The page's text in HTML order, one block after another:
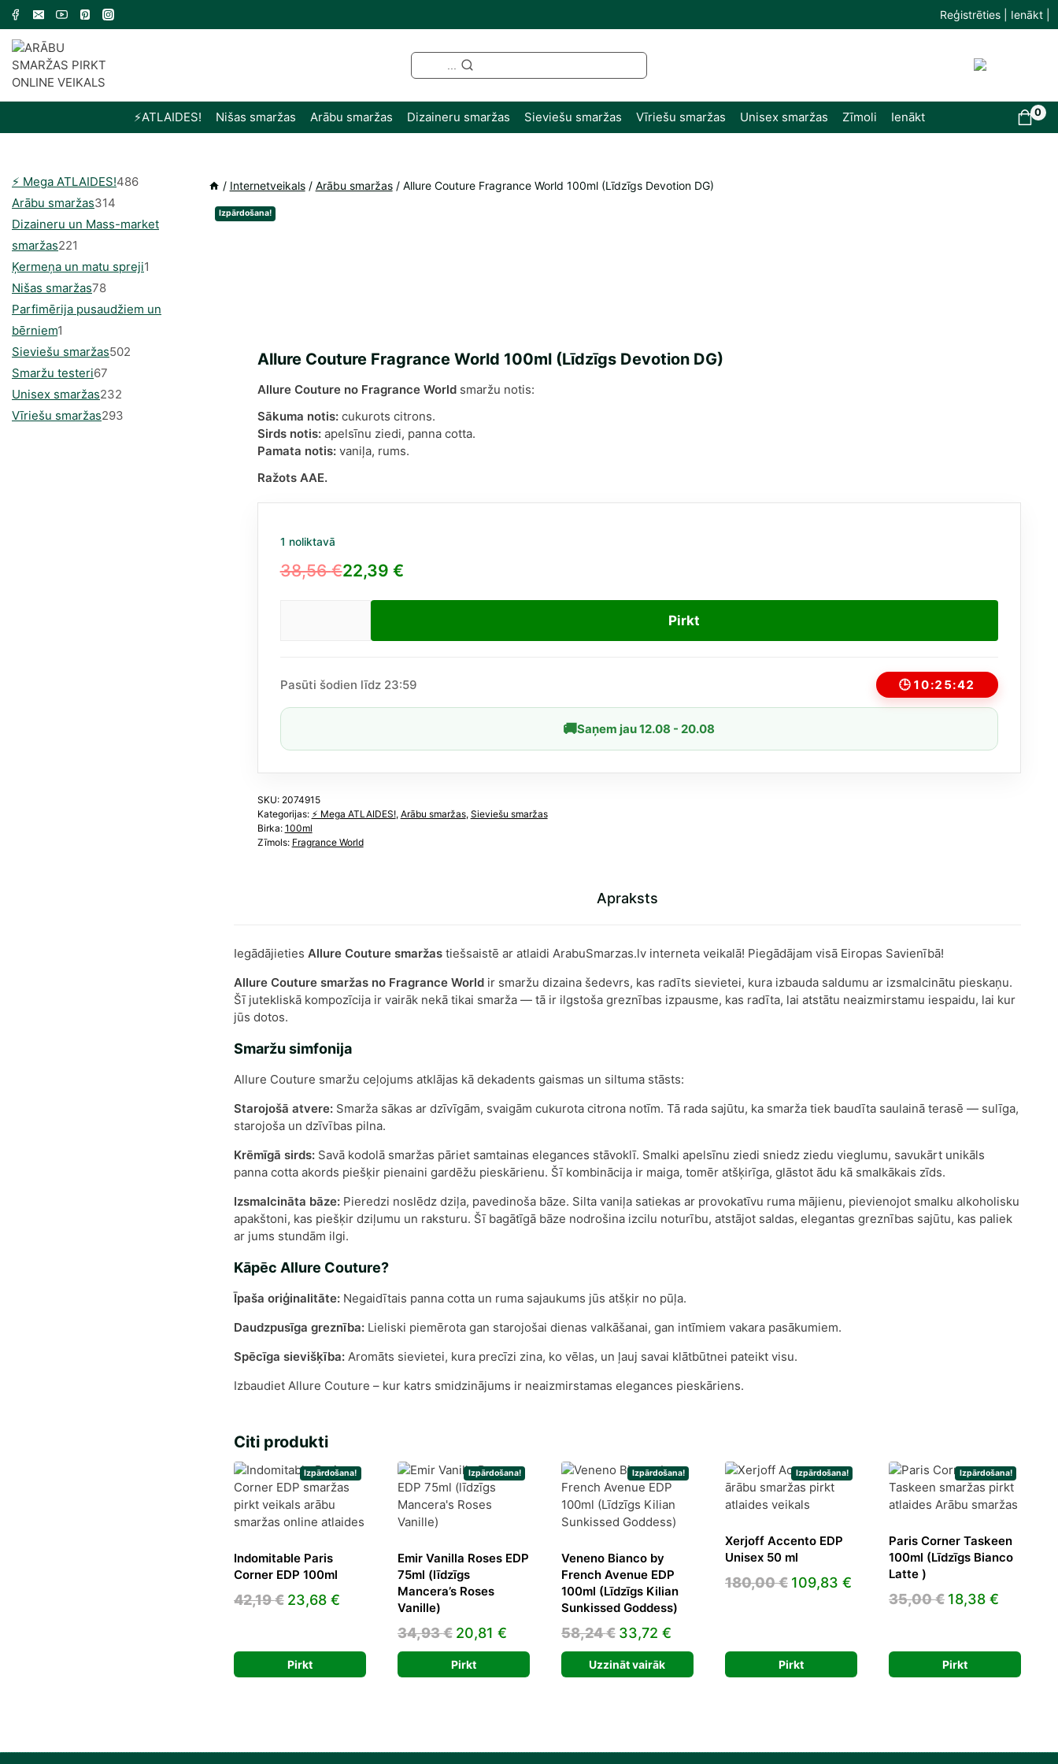
Skip
content
Reģistrēties | Ienākt |
⚡️ATLAIDES! Nišas smaržas Arābu smaržas Dizaineru smaržas Sieviešu smaržas Vīriešu smaržas Unisex smaržas Zīmoli Ienākt 0
/ Internetveikals / Arābu smaržas / Allure Couture Fragrance World 100ml (Līdzīgs Devotion DG)
Izpārdošana!
Allure Couture Fragrance World 100ml (Līdzīgs Devotion DG)
Allure Couture no Fragrance Worldsmaržu notis:
Sākuma notis:cukurots citrons.
Sirds notis:apelsīnu ziedi, panna cotta.
Pamata notis:vaniļa, rums.
Ražots AAE.
1 noliktavā
38,56€
Original
22,39 €
Current
World
DG)
Pirkt
Pasūti šodien līdz 23:59 🕒 10:25:42
🚚Saņem jau 12.08 - 20.08
SKU: 2074915
Kategorijas: ⚡️ Mega ATLAIDES!, Arābu smaržas, Sieviešu smaržas
Birka: 100ml
Zīmols: Fragrance World
Apraksts
Iegādājieties Allure Couture smaržastiešsaistē ar atlaidi ArabuSmarzas.lv interneta veikalā! Piegādājam visā Eiropas Savienībā!
Allure Couture smaržas no Fragrance Worldir smaržu dizaina šedevrs, kas radīts sievietei, kura izbauda saldumu ar izsmalcinātu pieskaņu.
Šī jutekliskā kompozīcija ir vairāk nekā tikai smarža — tā ir ilgstoša greznības izpausme, kas radīta, lai atstātu neaizmirstamu iespaidu, lai kur
jūs dotos.
Smaržu simfonija
Allure Couture smaržu ceļojums atklājas kā dekadents gaismas un siltuma stāsts:
Starojošā atvere:Smarža sākas ar dzīvīgām, svaigām cukurota citrona notīm. Tā rada sajūtu, ka smarža tiek baudīta saulainā terasē — sulīga,
starojoša un dzīvības pilna.
Krēmīgā sirds:Savā kodolā smaržas pāriet samtainas elegances stāvoklī. Smalki apelsīnu ziedi sniedz ziedu vieglumu, savukārt unikāls
panna cotta akords piešķir pienaini gardēžu pieskārienu. Šī kombinācija ir maiga, tomēr atšķirīga, glāstot ādu kā smalkākais zīds.
Izsmalcināta bāze:Pieredzi noslēdz dziļa, pavedinoša bāze. Silta vaniļa satiekas ar provokatīvu ruma mājienu, pievienojot smalku alkoholisku
apakštoni, kas piešķir dziļumu un raksturu. Šī bagātīgā bāze nodrošina izcilu noturību, atstājot saldas, elegantas greznības sajūtu, kas paliek
ar jums stundām ilgi.
Kāpēc Allure Couture?
Īpaša oriģinalitāte:Negaidītais panna cotta un ruma sajaukums jūs atšķir no pūļa.
Daudzpusīga greznība:Lieliski piemērota gan starojošai dienas valkāšanai, gan intīmiem vakara pasākumiem.
Spēcīga sievišķība:Aromāts sievietei, kura precīzi zina, ko vēlas, un ļauj savai klātbūtnei pateikt visu.
Izbaudiet Allure Couture – kur katrs smidzinājums ir neaizmirstamas elegances pieskāriens.
Citi produkti
Izpārdošana!
Indomitable Paris
Corner EDP 100ml
42,19€ Original
42,19 €.
23,68 €Current
Pirkt
Izpārdošana!
Emir Vanilla Roses EDP
75ml (līdzīgs
Mancera’s Roses
Vanille)
34,93€ Original
price
was:
20,81 €Current
price
is:
Pirkt
Izpārdošana!
Veneno Bianco by
French Avenue EDP
100ml (Līdzīgs Kilian
Sunkissed Goddess)
58,24€ Original
price
was:
33,72 €Current
price
is:
Uzzināt vairāk
Izpārdošana!
Xerjoff Accento EDP
Unisex 50 ml
180,00€ Original
109,83 €Current
Pirkt
Izpārdošana!
Paris Corner Taskeen
100ml (Līdzīgs Bianco
Latte )
35,00€ Original
35,00 €.
18,38 €Current
Pirkt
⚡️ Mega ATLAIDES!486486
Arābu smaržas314
produkti
Dizaineru un Mass-market
smaržas221
produkts
Ķermeņa un matu spreji1
Nišas smaržas7878
produkts
Parfimērija pusaudžiem un
bērniem1
produkti
Sieviešu smaržas502
Smaržu testeri67
produkts
Unisex smaržas232
produkts
Vīriešu smaržas293